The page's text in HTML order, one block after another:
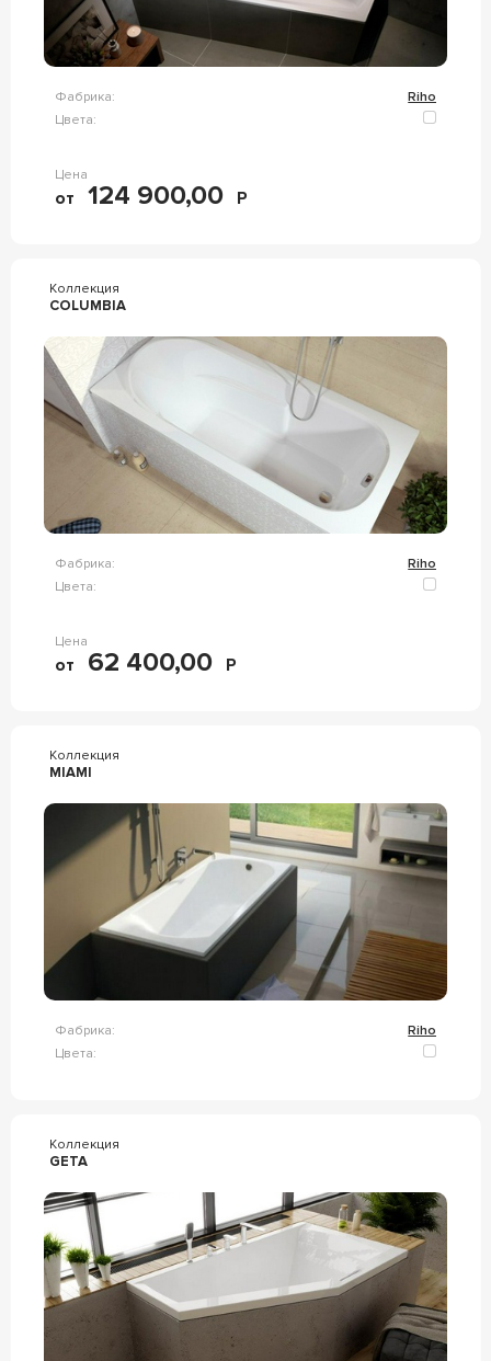
Фабрика:
Riho
Цвета:
Цена
от 124 900,00 Р
Коллекция
COLUMBIA
Фабрика:
Riho
Цвета:
Цена
от 62 400,00 Р
Коллекция
MIAMI
Фабрика:
Riho
Цвета:
Коллекция
GETA